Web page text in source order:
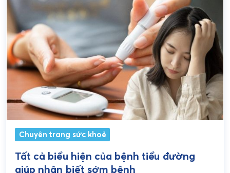
Chuyên trang sức khoẻ
Tất cả biểu hiện của bệnh tiểu đường
giúp nhận biết sớm bệnh